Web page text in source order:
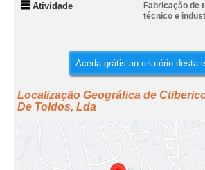
Atividade
Fabricação de
técnico e
Aceda grátis ao relatório desta
Localização Geográfica de
De Toldos, Lda